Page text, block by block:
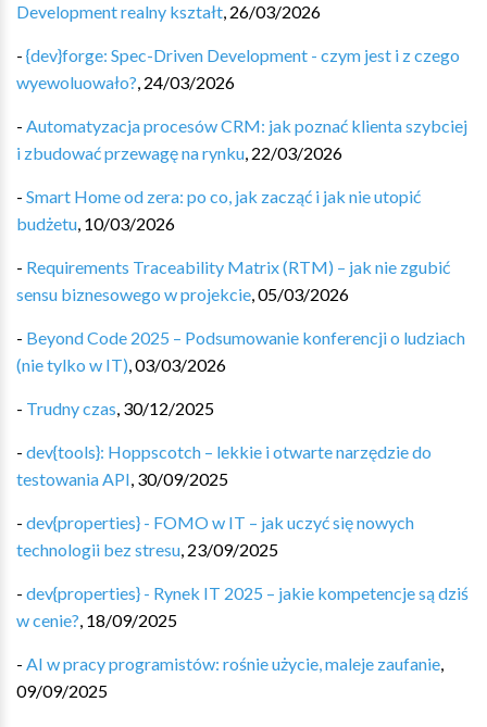
Development realny kształt, 26/03/2026
- {dev}forge: Spec-Driven Development - czym jest i z czego
wyewoluowało?, 24/03/2026
- Automatyzacja procesów CRM: jak poznać klienta szybciej
i zbudować przewagę na rynku, 22/03/2026
- Smart Home od zera: po co, jak zacząć i jak nie utopić
budżetu, 10/03/2026
- Requirements Traceability Matrix (RTM) – jak nie zgubić
sensu biznesowego w projekcie,05/03/2026
- Beyond Code 2025 – Podsumowanie konferencji o ludziach
(nie tylko w IT),03/03/2026
- Trudny czas, 30/12/2025
- dev{tools}: Hoppscotch – lekkie i otwarte narzędzie do
testowania API, 30/09/2025
- dev{properties} - FOMO w IT – jak uczyć się nowych
technologii bez stresu, 23/09/2025
- dev{properties} - Rynek IT 2025 – jakie kompetencje są dziś
w cenie?, 18/09/2025
- AI w pracy programistów: rośnie użycie, maleje zaufanie,
09/09/2025